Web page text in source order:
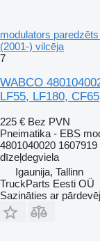
modulators
(2001-) vilcēja
7
WABCO
LF55, LF180,
225 € Bez PVN
Pneimatika - EBS
4801040020 1607919
dīzeļdegviela
Igaunija, Tallinn
TruckParts Eesti OÜ
Sazināties ar